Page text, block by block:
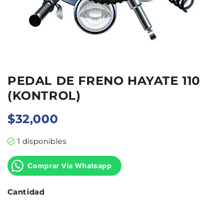
PEDAL DE FRENO HAYATE 110
(KONTROL)
$32,000
1 disponibles
Comprar Vía Whatsapp
Cantidad